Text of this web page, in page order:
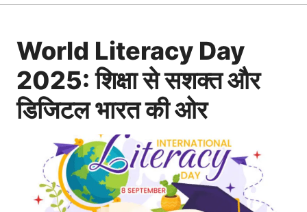
World Literacy Day
2025: शिक्षा से सशक्त और
डिजिटल भारत की ओर